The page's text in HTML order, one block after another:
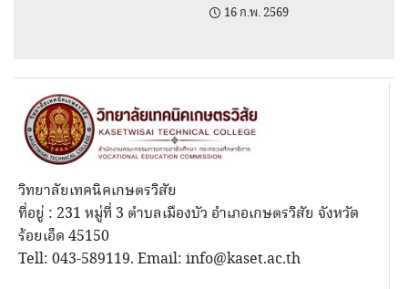
16 ก.พ. 2569
วิทยาลัยเทคนิคเกษตรวิสัย
ที่อยู่ : 231 หมู่ที่ 3 ตำบลเมืองบัว อำเภอเกษตรวิสัย จังหวัด
ร้อยเอ็ด 45150
Tell: 043-589119. Email: info@kaset.ac.th